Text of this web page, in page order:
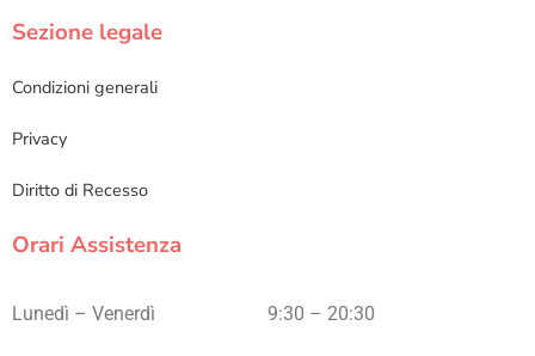
Sezione legale
Condizioni generali
Privacy
Diritto di Recesso
Orari Assistenza
Lunedì – Venerdì 9:30 – 20:30